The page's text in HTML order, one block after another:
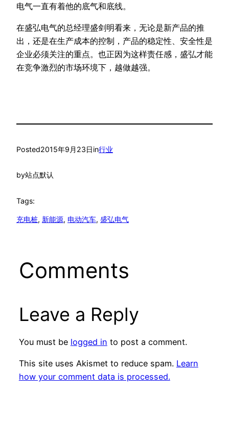
电气一直有着他的底气和底线。
在盛弘电气的总经理盛剑明看来，无论是新产品的推
出，还是在生产成本的控制，产品的稳定性、安全性是
企业必须关注的重点。也正因为这样责任感，盛弘才能
在竞争激烈的市场环境下，越做越强。
Posted2015年9月23日in行业
by站点默认
Tags:
充电桩, 新能源, 电动汽车, 盛弘电气
Comments
Leave a Reply
You must be logged in to post a comment.
This site uses Akismet to reduce spam. Learn
how your comment data is processed.